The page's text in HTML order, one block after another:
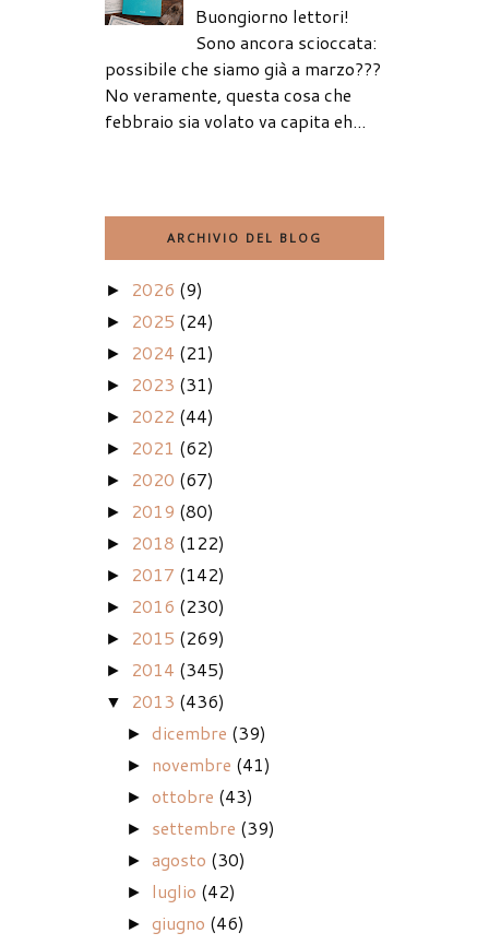
Buongiorno lettori!
Sono ancora scioccata:
possibile che siamo già a marzo???
No veramente, questa cosa che
febbraio sia volato va capita eh...
ARCHIVIO DEL BLOG
► 2026 (9)
► 2025 (24)
► 2024 (21)
► 2023 (31)
► 2022 (44)
► 2021 (62)
► 2020 (67)
► 2019 (80)
► 2018 (122)
► 2017 (142)
► 2016 (230)
► 2015 (269)
► 2014 (345)
▼ 2013 (436)
►dicembre (39)
► novembre (41)
►ottobre (43)
► settembre (39)
►agosto (30)
► luglio (42)
►giugno (46)